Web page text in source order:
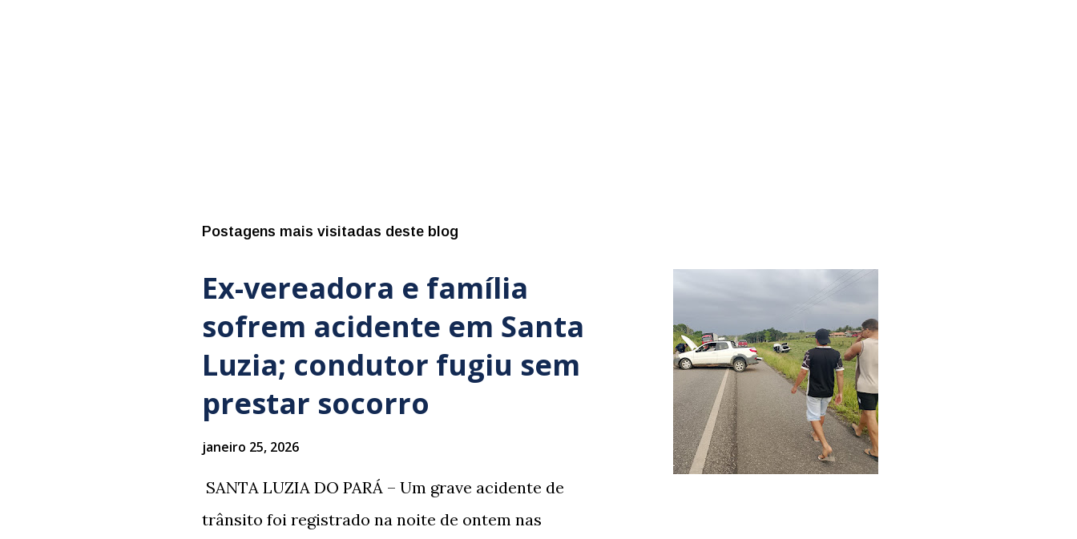
Postagens mais visitadas deste blog
Ex-vereadora e família
sofrem acidente em Santa
Luzia; condutor fugiu sem
prestar socorro
janeiro 25, 2026
​ SANTA LUZIA DO PARÁ – Um grave acidente de
trânsito foi registrado na noite de ontem nas